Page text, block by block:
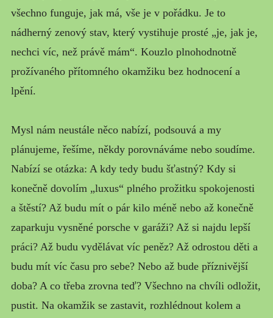
všechno funguje, jak má, vše je v pořádku. Je to
nádherný zenový stav, který vystihuje prosté „je, jak je,
nechci víc, než právě mám“. Kouzlo plnohodnotně
prožívaného přítomného okamžiku bez hodnocení a
lpění.
Mysl nám neustále něco nabízí, podsouvá a my
plánujeme, řešíme, někdy porovnáváme nebo soudíme.
Nabízí se otázka: A kdy tedy budu šťastný? Kdy si
konečně dovolím „luxus“ plného prožitku spokojenosti
a štěstí? Až budu mít o pár kilo méně nebo až konečně
zaparkuju vysněné porsche v garáži? Až si najdu lepší
práci? Až budu vydělávat víc peněz? Až odrostou děti a
budu mít víc času pro sebe? Nebo až bude příznivější
doba? A co třeba zrovna teď? Všechno na chvíli odložit,
pustit. Na okamžik se zastavit, rozhlédnout kolem a